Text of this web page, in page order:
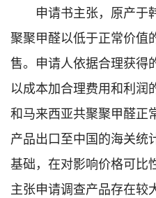
申请书主张，原产于
聚聚甲醛以低于正常价值
售。申请人依据合理获得
以成本加合理费用和利润
和马来西亚共聚聚甲醛正
产品出口至中国的海关统
基础，在对影响价格可比
主张申请调查产品存在较